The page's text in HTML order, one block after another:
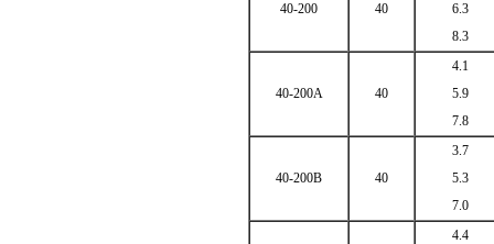
40-200 40
6.3
8.3
40-200A 40
4.1
5.9
7.8
40-200B 40
3.7
5.3
7.0
4.4